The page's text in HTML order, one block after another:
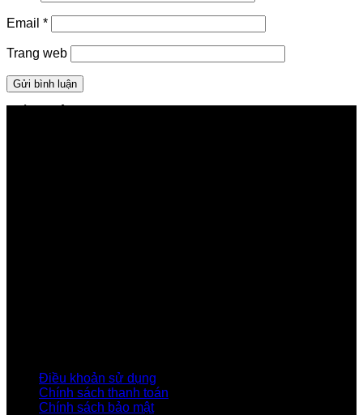
Email *
Trang web
Điều khoản sử dụng
Chính sách thanh toán
Chính sách bảo mật